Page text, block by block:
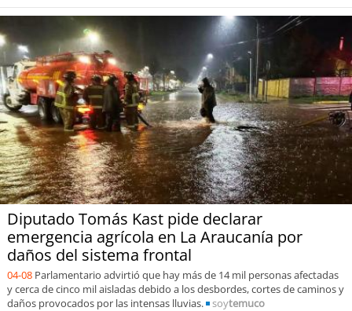
Diputado Tomás Kast pide declarar
emergencia agrícola en La Araucanía por
daños del sistema frontal
04-08 Parlamentario advirtió que hay más de 14 mil personas afectadas
y cerca de cinco mil aisladas debido a los desbordes, cortes de caminos y
daños provocados por las intensas lluvias.
soytemuco